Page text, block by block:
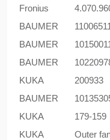
Fronius
BAUMER
BAUMER
BAUMER
KUKA
200933
BAUMER
KUKA
179-159
KUKA
Outer